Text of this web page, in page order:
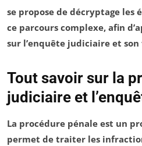
se propose de décryptage les
ce parcours complexe, afin
sur l’enquête judiciaire et
Tout savoir sur la
judiciaire et
La procédure pénale est un
permet de traiter les